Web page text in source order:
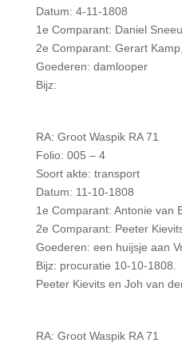
Datum: 4-11-1808
1e Comparant: Daniel
2e Comparant: Gerart
Goederen: damlooper
Bijz:
RA: Groot Waspik RA 71
Folio: 005 – 4
Soort akte: transport
Datum: 11-10-1808
1e Comparant: Antonie van
2e Comparant: Peeter
Goederen: een huijsje aan
Bijz: procuratie 10-10-1808.
Peeter Kievits en Joh van
RA: Groot Waspik RA 71